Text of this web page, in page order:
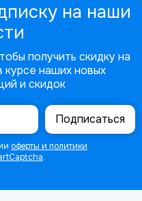
на наши
получить скидку на
курсе наших новых
и скидок
Подписаться
оферты и политики
.